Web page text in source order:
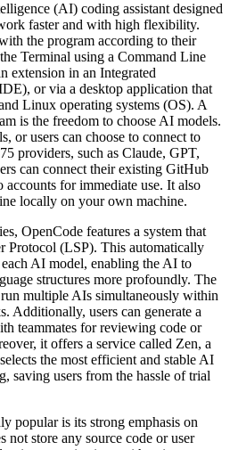
(AI) coding assistant designed
faster and with high flexibility.
the program according to their
Terminal using a Command Line
extension in an Integrated
or via a desktop application that
Linux operating systems (OS). A
is the freedom to choose AI models.
or users can choose to connect to
providers, such as Claude, GPT,
can connect their existing GitHub
for immediate use. It also
locally on your own machine.
OpenCode features a system that
Protocol (LSP). This automatically
AI model, enabling the AI to
structures more profoundly. The
multiple AIs simultaneously within
Additionally, users can generate a
teammates for reviewing code or
it offers a service called Zen, a
the most efficient and stable AI
saving users from the hassle of trial
popular is its strong emphasis on
not store any source code or user